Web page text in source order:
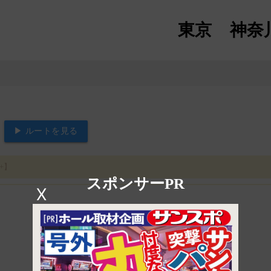
東京 神奈
スポンサーPR
X
▶ ルートを見る